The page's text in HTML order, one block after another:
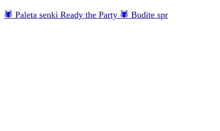
🕷 Paleta senki Ready the Party 🕷 Budite spr